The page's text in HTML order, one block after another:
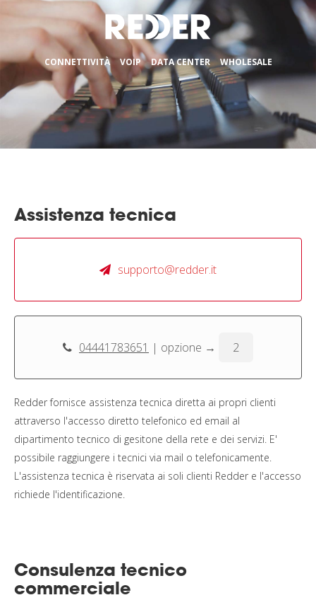
CONNETTIVITÀ VOIP DATA CENTER WHOLESALE
Assistenza tecnica
supporto@redder.it
04441783651 | opzione → 2
Redder fornisce assistenza tecnica diretta ai propri clienti
attraverso l'accesso diretto telefonico ed email al
dipartimento tecnico di gesitone della rete e dei servizi. E'
possibile raggiungere i tecnici via mail o telefonicamente.
L'assistenza tecnica è riservata ai soli clienti Redder e l'accesso
richiede l'identificazione.
Consulenza tecnico
commerciale